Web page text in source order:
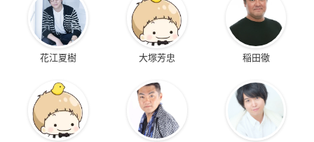
花江夏樹 大塚芳忠 稲田徹